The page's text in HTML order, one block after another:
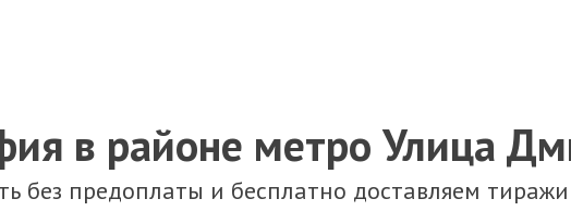
в районе метро Улица
без предоплаты и бесплатно доставляем